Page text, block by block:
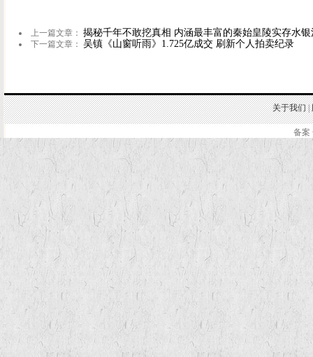
上一篇文章： 揭秘千年不敢挖真相 内涵最丰富的秦始皇陵实存水银
下一篇文章： 吴镇《山窗听雨》1.725亿成交 刷新个人拍卖纪录
关于我们|
备案
.